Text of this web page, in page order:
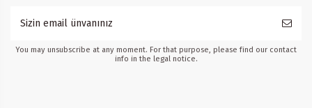
You may unsubscribe at any moment. For that purpose, please find our contact
info in the legal notice.